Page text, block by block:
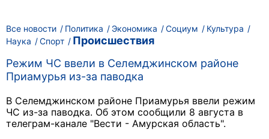
Все новости Политика Экономика Социум
Культура
Наука
Спорт
Происшествия
Режим ЧС ввели в Селемджинском районе
Приамурья из-за паводка
В Селемджинском районе Приамурья ввели режим
ЧС из-за паводка. Об этом сообщили 8 августа в
телеграм-канале "Вести - Амурская область".